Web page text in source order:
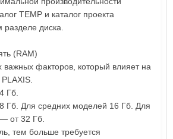
TEMP и каталог проекта
диска.
(RAM)
важных факторов, который влияет на
Гб.
Гб. Для средних моделей 16 Гб. Для
от 32 Гб.
тем больше требуется